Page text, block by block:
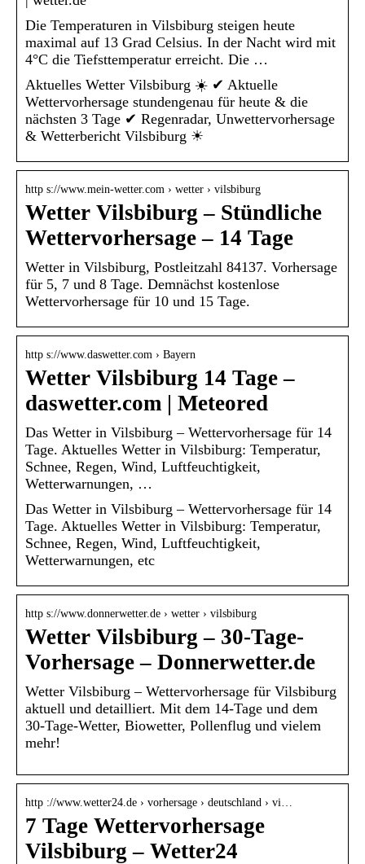
Die Temperaturen in Vilsbiburg steigen heute
maximal auf 13 Grad Celsius. In der Nacht wird mit
4°C die Tiefsttemperatur erreicht. Die …
Aktuelles Wetter Vilsbiburg ☀️ ✔ Aktuelle
Wettervorhersage stundengenau für heute & die
nächsten 3 Tage ✔ Regenradar, Unwettervorhersage
& Wetterbericht Vilsbiburg ☀
http s://www.mein-wetter.com › wetter › vilsbiburg
Wetter Vilsbiburg – Stündliche
Wettervorhersage – 14 Tage
Wetter in Vilsbiburg, Postleitzahl 84137. Vorhersage
für 5, 7 und 8 Tage. Demnächst kostenlose
Wettervorhersage für 10 und 15 Tage.
http s://www.daswetter.com › Bayern
Wetter Vilsbiburg 14 Tage –
daswetter.com | Meteored
Das Wetter in Vilsbiburg – Wettervorhersage für 14
Tage. Aktuelles Wetter in Vilsbiburg: Temperatur,
Schnee, Regen, Wind, Luftfeuchtigkeit,
Wetterwarnungen, …
Das Wetter in Vilsbiburg – Wettervorhersage für 14
Tage. Aktuelles Wetter in Vilsbiburg: Temperatur,
Schnee, Regen, Wind, Luftfeuchtigkeit,
Wetterwarnungen, etc
http s://www.donnerwetter.de › wetter › vilsbiburg
Wetter Vilsbiburg – 30-Tage-
Vorhersage – Donnerwetter.de
Wetter Vilsbiburg – Wettervorhersage für Vilsbiburg
aktuell und detailliert. Mit dem 14-Tage und dem
30-Tage-Wetter, Biowetter, Pollenflug und vielem
mehr!
http ://www.wetter24.de › vorhersage › deutschland › vi…
7 Tage Wettervorhersage
Vilsbiburg – Wetter24